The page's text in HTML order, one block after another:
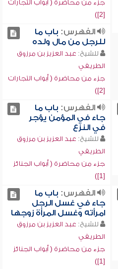
جزء من محاضرة ( أبواب التجارات
[2])
الفهرس: باب ما
للرجل من مال ولده
للشيخ: عبد العزيز بن مرزوق
الطريفي
جزء من محاضرة ( أبواب التجارات
[2])
الفهرس: باب ما
جاء في المؤمن يؤجر
في النزع
للشيخ: عبد العزيز بن مرزوق
الطريفي
جزء من محاضرة ( أبواب الجنائز
[1])
الفهرس: باب ما
جاء في غسل الرجل
امرأته وغسل المرأة زوجها
للشيخ: عبد العزيز بن مرزوق
الطريفي
جزء من محاضرة ( أبواب الجنائز
[1])